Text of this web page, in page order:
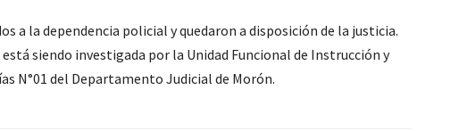
a la dependencia policial y quedaron a disposición de la justicia.
está siendo investigada por la Unidad Funcional de Instrucción y
N°01 del Departamento Judicial de Morón.